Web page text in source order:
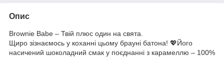
Опис
Brownie Babe – Твій плюс один на свята.
Щиро зізнаємось у коханні цьому брауні батона! 💖Його
насичений шоколадний смак у поєднанні з карамеллю – 100%